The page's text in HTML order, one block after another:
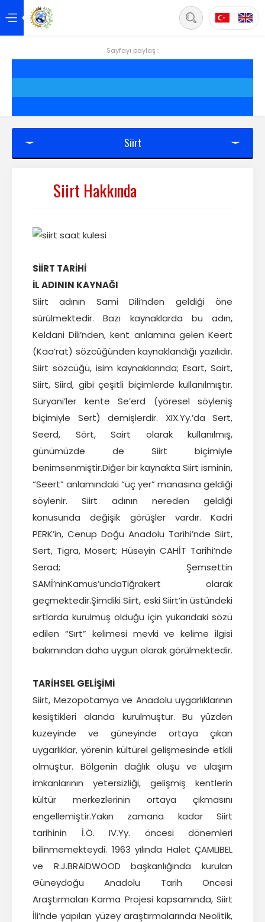
Hakkımızda
Projeler
Siirt
Mevzuat
Başkan
Sayfayı paylaş :
Siirt
Siirt Hakkında
SİİRT TARİHİ
İL ADININ KAYNAĞI
Siirt adının Sami Dili’nden geldiği öne
sürülmektedir. Bazı kaynaklarda bu adın,
Keldani Dili’nden, kent anlamına gelen Keert
(Kaa’rat) sözcüğünden kaynaklandığı yazılıdır.
Siirt sözcüğü, isim kaynaklarında; Esart, Sairt,
Siirt, Siird, gibi çeşitli biçimlerde kullanılmıştır.
Süryani’ler kente Se’erd (yöresel söyleniş
biçimiyle Sert) demişlerdir. XIX.Yy.’da Sert,
Seerd, Sört, Sairt olarak kullanılmış,
günümüzde de Siirt biçimiyle
benimsenmiştir.Diğer bir kaynakta Siirt isminin,
“Seert” anlamındaki “üç yer” manasına geldiği
söylenir. Siirt adının nereden geldiği
konusunda değişik görüşler vardır. Kadri
PERK’in, Cenup Doğu Anadolu Tarihi’nde Siirt,
Sert, Tigra, Mosert; Hüseyin CAHİT Tarihi’nde
Serad; Şemsettin
SAMİ’ninKamus’undaTiğrakert olarak
geçmektedir.Şimdiki Siirt, eski Siirt’in üstündeki
sırtlarda kurulmuş olduğu için yukarıdaki sözü
edilen “Sırt” kelimesi mevki ve kelime ilgisi
bakımından daha uygun olarak görülmektedir.
TARİHSEL GELİŞİMİ
Siirt, Mezopotamya ve Anadolu uygarlıklarının
kesiştikleri alanda kurulmuştur. Bu yüzden
kuzeyinde ve güneyinde ortaya çıkan
uygarlıklar, yörenin kültürel gelişmesinde etkili
olmuştur. Bölgenin dağlık oluşu ve ulaşım
imkanlarının yetersizliği, gelişmiş kentlerin
kültür merkezlerinin ortaya çıkmasını
engellemiştir.Yakın zamana kadar Siirt
tarihinin İ.Ö. IV.Yy. öncesi dönemleri
bilinmemekteydi. 1963 yılında Halet ÇAMLIBEL
ve R.J.BRAIDWOOD başkanlığında kurulan
Güneydoğu Anadolu Tarih Öncesi
Araştırmaları Karma Projesi kapsamında, Siirt
İli’nde yapılan yüzey araştırmalarında Neolitik,